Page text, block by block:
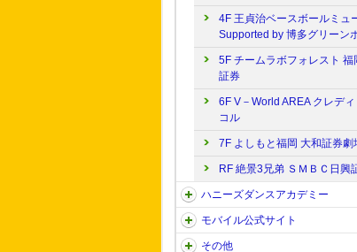
4F 王貞治ベースボールミュ
Supported by 博多グリーン
5F チームラボフォレスト 福
証券
6F V－World AREA クレディ
コル
7F よしもと福岡 大和証券劇
RF 絶景3兄弟 ＳＭＢＣ日興
ハニーズダンスアカデミー
モバイル公式サイト
その他